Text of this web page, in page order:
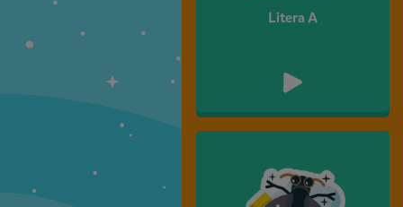
Litera A